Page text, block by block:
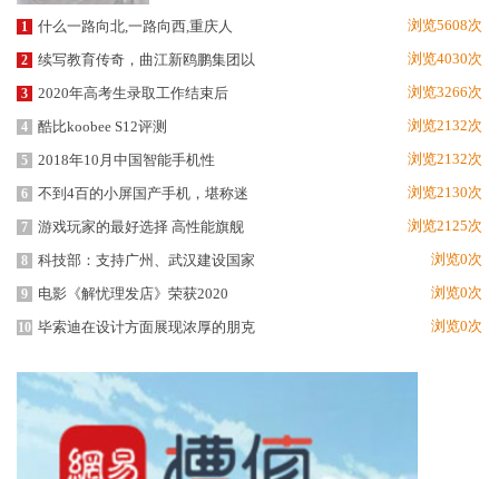
1 什么一路向北,一路向西,重庆人 浏览5608次
2 续写教育传奇，曲江新鸥鹏集团以 浏览4030次
3 2020年高考生录取工作结束后 浏览3266次
4 酷比koobee S12评测 浏览2132次
5 2018年10月中国智能手机性 浏览2132次
6 不到4百的小屏国产手机，堪称迷 浏览2130次
7 游戏玩家的最好选择 高性能旗舰 浏览2125次
8 科技部：支持广州、武汉建设国家 浏览0次
9 电影《解忧理发店》荣获2020 浏览0次
10 毕索迪在设计方面展现浓厚的朋克 浏览0次